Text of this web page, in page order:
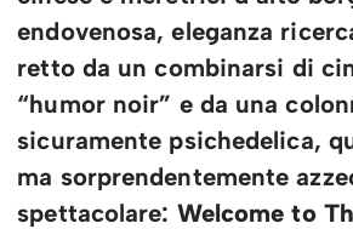
endovenosa, eleganza
retto da un combinarsi di
“humor noir” e da una
sicuramente psichedelica,
ma sorprendentemente
spettacolare: Welcome to